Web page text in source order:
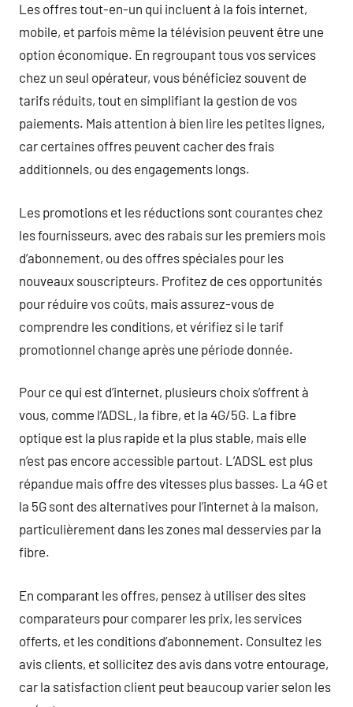
Les offres tout-en-un qui incluent à la fois internet,
mobile, et parfois même la télévision peuvent être une
option économique. En regroupant tous vos services
chez un seul opérateur, vous bénéficiez souvent de
tarifs réduits, tout en simplifiant la gestion de vos
paiements. Mais attention à bien lire les petites lignes,
car certaines offres peuvent cacher des frais
additionnels, ou des engagements longs.
Les promotions et les réductions sont courantes chez
les fournisseurs, avec des rabais sur les premiers mois
d’abonnement, ou des offres spéciales pour les
nouveaux souscripteurs. Profitez de ces opportunités
pour réduire vos coûts, mais assurez-vous de
comprendre les conditions, et vérifiez si le tarif
promotionnel change après une période donnée.
Pour ce qui est d’internet, plusieurs choix s’offrent à
vous, comme l’ADSL, la fibre, et la 4G/5G. La fibre
optique est la plus rapide et la plus stable, mais elle
n’est pas encore accessible partout. L’ADSL est plus
répandue mais offre des vitesses plus basses. La 4G et
la 5G sont des alternatives pour l’internet à la maison,
particulièrement dans les zones mal desservies par la
fibre.
En comparant les offres, pensez à utiliser des sites
comparateurs pour comparer les prix, les services
offerts, et les conditions d’abonnement. Consultez les
avis clients, et sollicitez des avis dans votre entourage,
car la satisfaction client peut beaucoup varier selon les